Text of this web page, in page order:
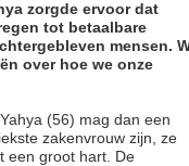
zorgde ervoor dat
tot betaalbare
mensen.
over hoe we onze
(56) mag dan een
zakenvrouw zijn, ze
een groot hart. De